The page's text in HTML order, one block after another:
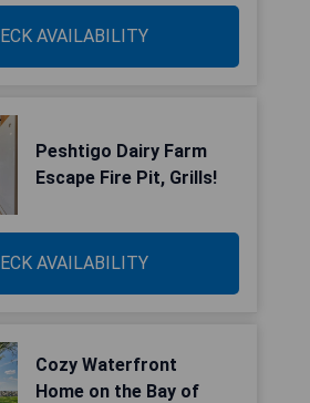
AVAILABILITY
Peshtigo Dairy Farm
Escape Fire Pit, Grills!
AVAILABILITY
Cozy Waterfront
Home on the Bay of